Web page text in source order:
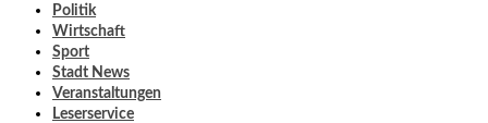
Politik
Wirtschaft
Sport
Stadt News
Veranstaltungen
Leserservice